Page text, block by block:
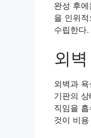
완성 후
을 인위
수립한다
외
외벽과
기판의
직임을
것이 비